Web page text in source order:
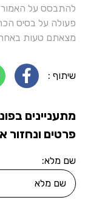
להתבסס על
פעולה על בסיס
מצאתם טעות
שיתוף :
מתעניינים
פרטים
שם מלא: